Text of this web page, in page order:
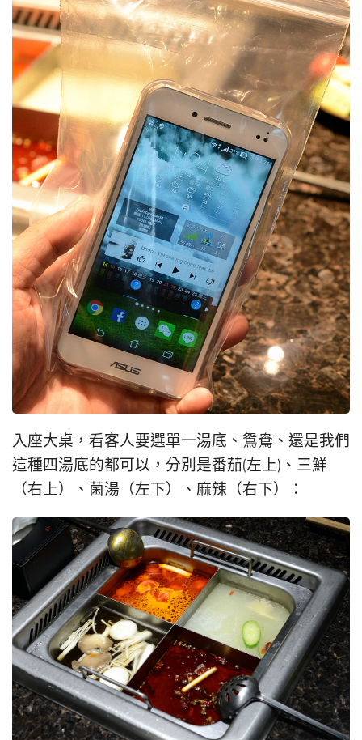
入座大桌，看客人要選單一湯底、鴛鴦、還是我們
這種四湯底的都可以，分別是番茄(左上)、三鮮
（右上）、菌湯（左下）、麻辣（右下）：